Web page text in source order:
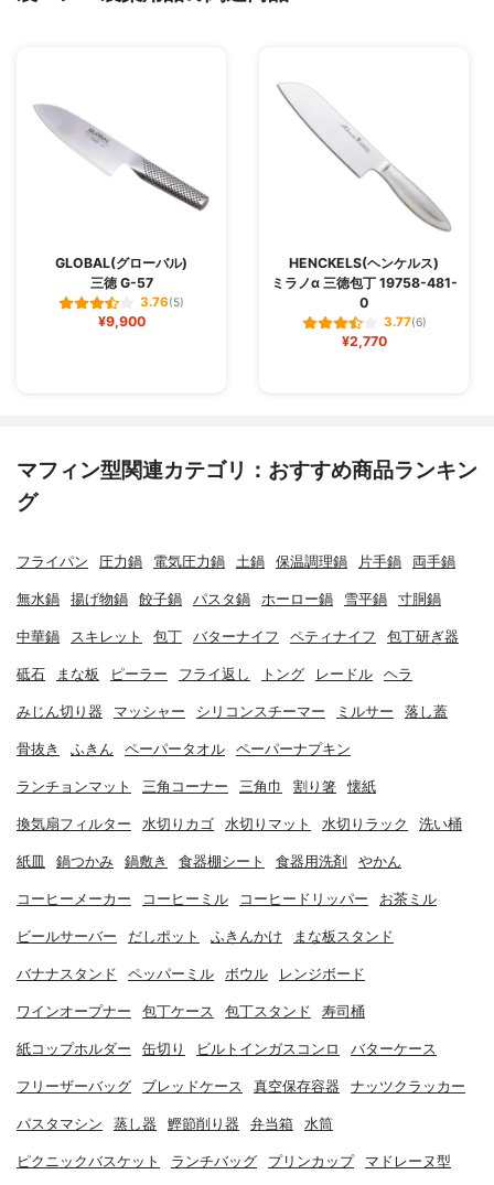
GLOBAL(グローバル)
三徳 G-57
3.76(5)
¥9,900
HENCKELS(ヘンケルス)
ミラノα 三徳包丁 19758-481-
0
3.77(6)
¥2,770
マフィン型関連カテゴリ：おすすめ商品ランキン
グ
フライパン 圧力鍋 電気圧力鍋 土鍋 保温調理鍋 片手鍋 両手鍋
無水鍋 揚げ物鍋 餃子鍋 パスタ鍋 ホーロー鍋 雪平鍋 寸胴鍋
中華鍋 スキレット 包丁 バターナイフ ペティナイフ 包丁研ぎ器
砥石 まな板 ピーラー フライ返し トング レードル ヘラ
みじん切り器 マッシャー シリコンスチーマー ミルサー 落し蓋
骨抜き ふきん ペーパータオル ペーパーナプキン
ランチョンマット 三角コーナー 三角巾 割り箸 懐紙
換気扇フィルター 水切りカゴ 水切りマット 水切りラック 洗い桶
紙皿 鍋つかみ 鍋敷き 食器棚シート 食器用洗剤 やかん
コーヒーメーカー コーヒーミル コーヒードリッパー お茶ミル
ビールサーバー だしポット ふきんかけ まな板スタンド
バナナスタンド ペッパーミル ボウル レンジボード
ワインオープナー 包丁ケース 包丁スタンド 寿司桶
紙コップホルダー 缶切り ビルトインガスコンロ バターケース
フリーザーバッグ ブレッドケース 真空保存容器 ナッツクラッカー
パスタマシン 蒸し器 鰹節削り器 弁当箱 水筒
ピクニックバスケット ランチバッグ プリンカップ マドレーヌ型